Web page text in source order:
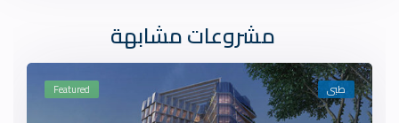
مشروعات مشابهة
Featured طبى